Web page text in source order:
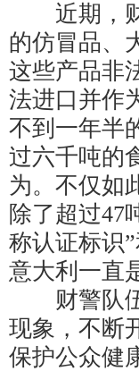
近期，财
的仿冒品、
这些产品非
法进口并作
不到一年半
过六千吨的
为。不仅如
除了超过47
称认证标识
意大利一直
财警队伍
现象，不断
保护公众健